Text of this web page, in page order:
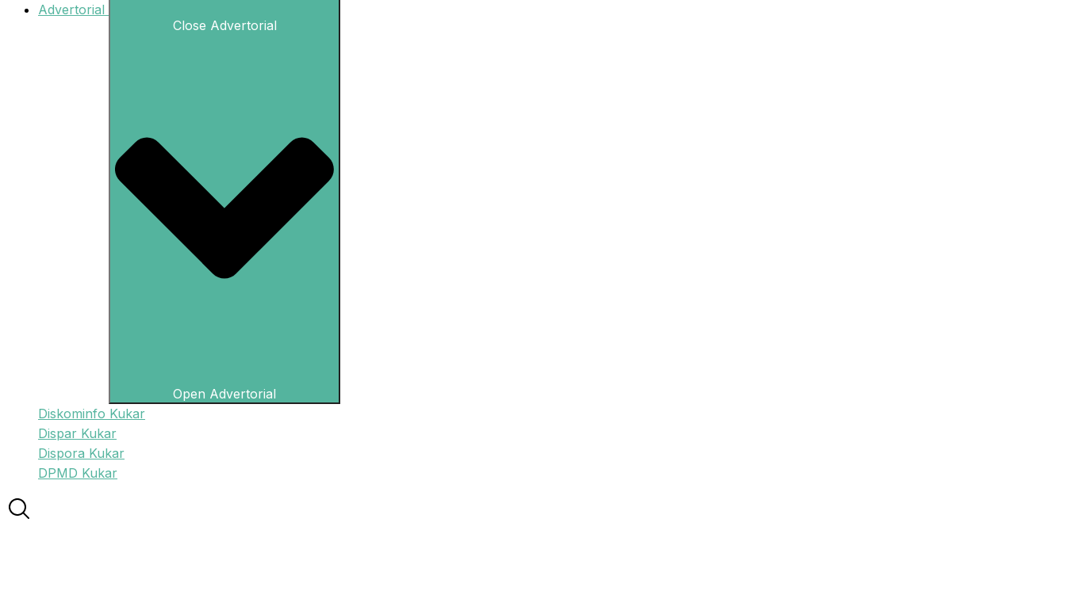
Advertorial
Close Advertorial
Open Advertorial
Diskominfo Kukar
Dispar Kukar
Dispora Kukar
DPMD Kukar